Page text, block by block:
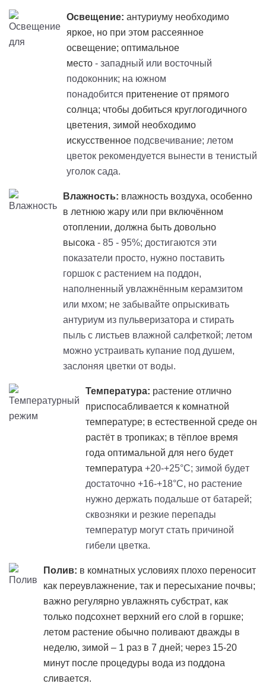
Освещение: антуриуму необходимо
яркое, но при этом рассеянное
освещение; оптимальное
место - западный или восточный
подоконник; на южном
понадобится притенение от прямого
солнца; чтобы добиться круглогодичного
цветения, зимой необходимо
искусственное подсвечивание; летом
цветок рекомендуется вынести в тенистый
уголок сада.
Влажность: влажность воздуха, особенно
в летнюю жару или при включённом
отоплении, должна быть довольно
высока - 85 - 95%; достигаются эти
показатели просто, нужно поставить
горшок с растением на поддон,
наполненный увлажнённым керамзитом
или мхом; не забывайте опрыскивать
антуриум из пульверизатора и стирать
пыль с листьев влажной салфеткой; летом
можно устраивать купание под душем,
заслоняя цветки от воды.
Температура: растение отлично
приспосабливается к комнатной
температуре; в естественной среде он
растёт в тропиках; в тёплое время
года оптимальной для него будет
температура +20-+25°C; зимой будет
достаточно +16-+18°C, но растение
нужно держать подальше от батарей;
сквозняки и резкие перепады
температур могут стать причиной
гибели цветка.
Полив: в комнатных условиях плохо переносит
как переувлажнение, так и пересыхание почвы;
важно регулярно увлажнять субстрат, как
только подсохнет верхний его слой в горшке;
летом растение обычно поливают дважды в
неделю, зимой – 1 раз в 7 дней; через 15-20
минут после процедуры вода из поддона
сливается.